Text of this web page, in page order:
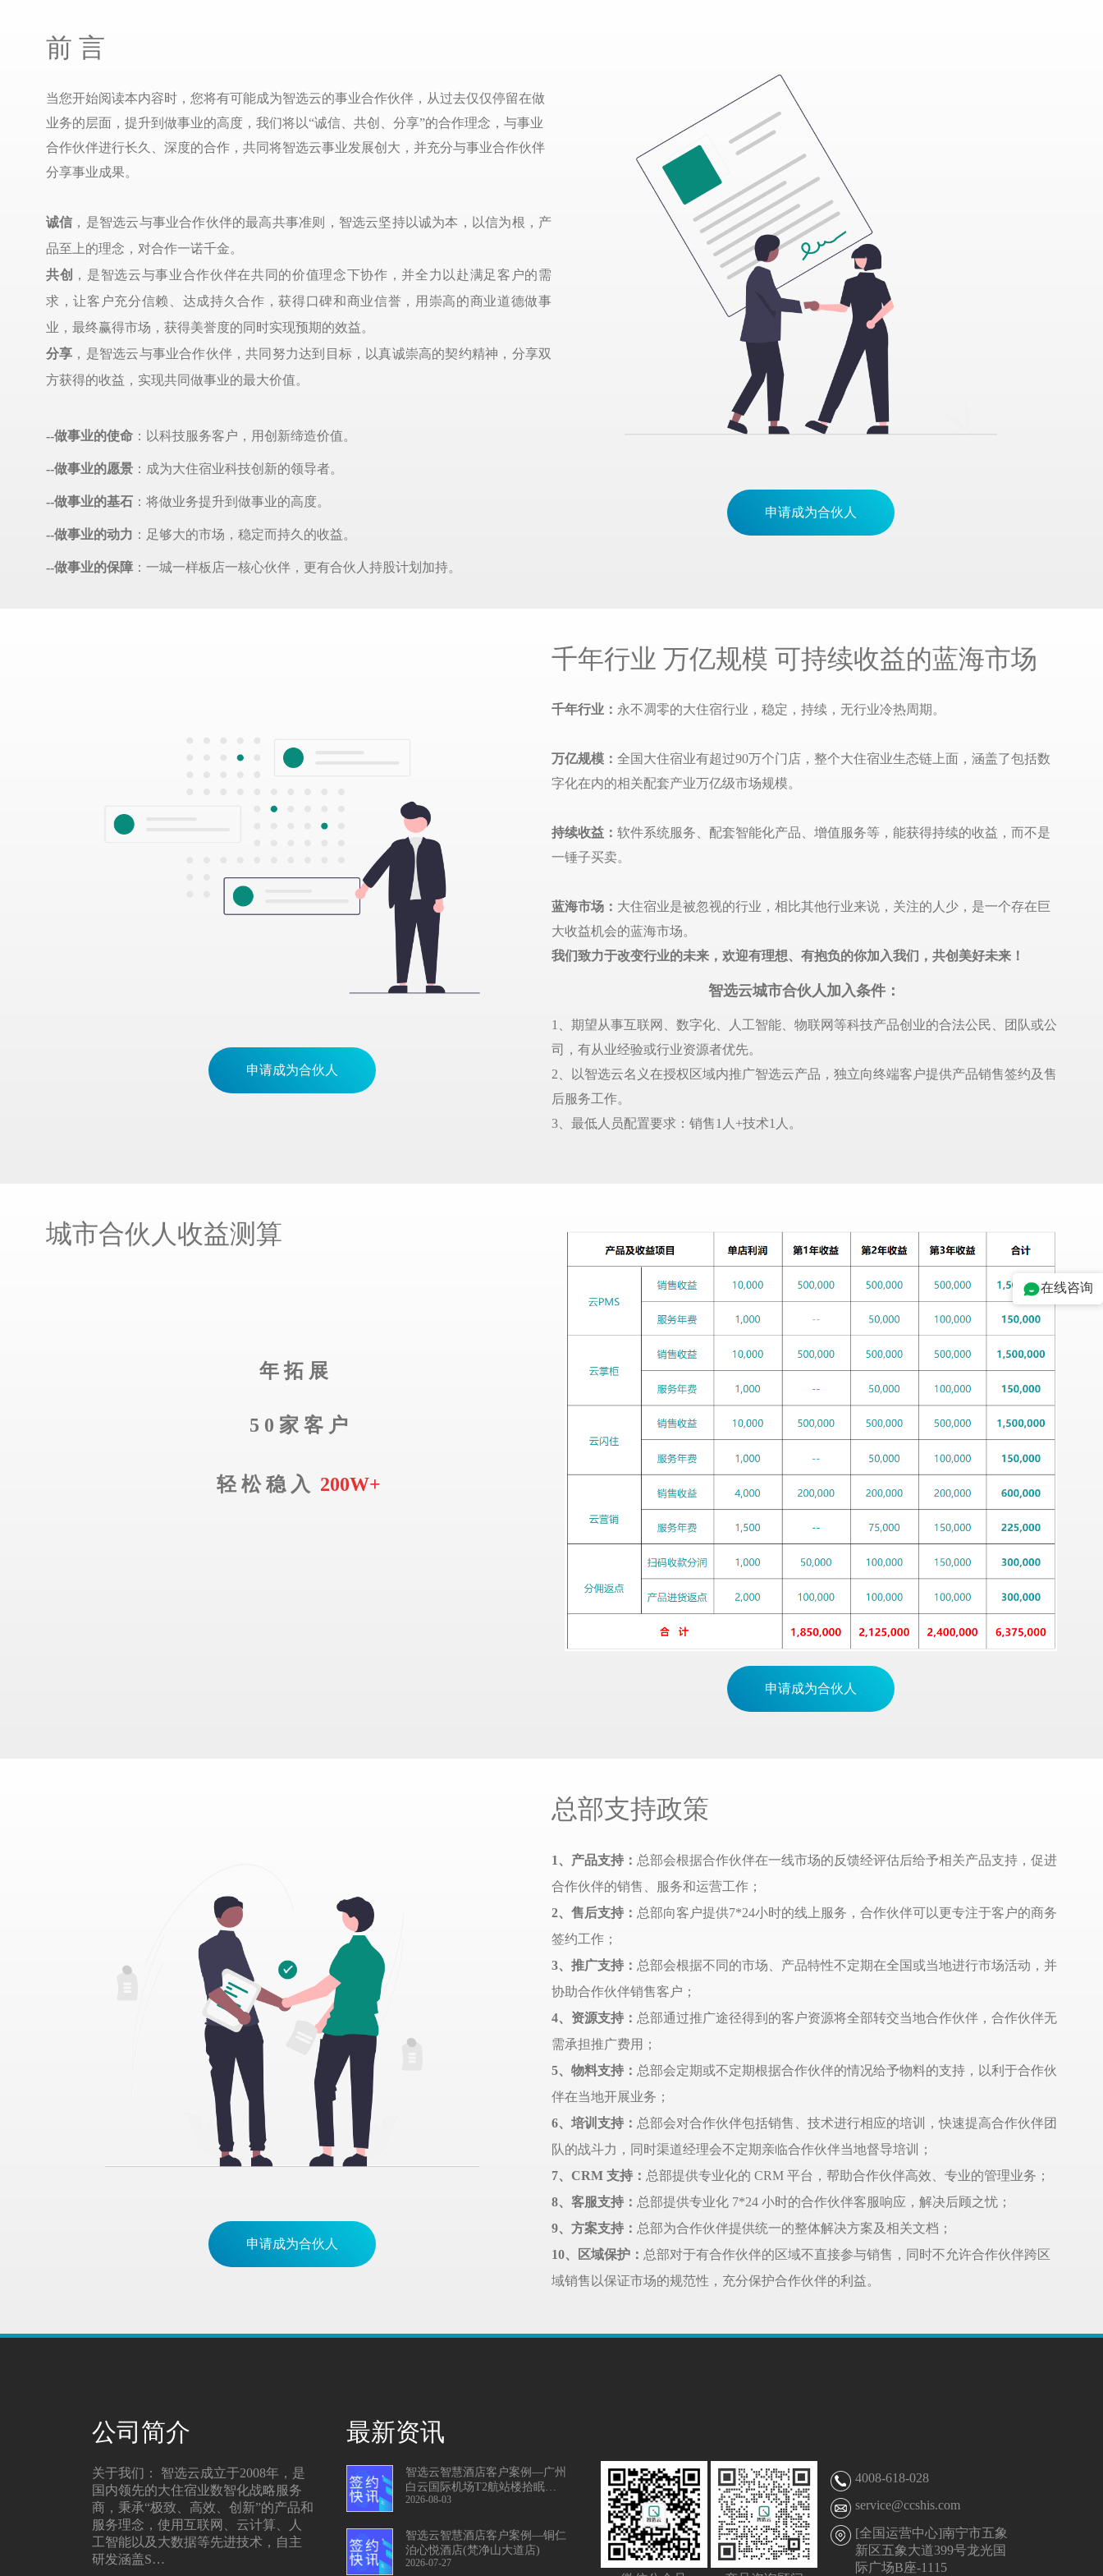
申请成为合伙人
前 言
当您开始阅读本内容时，您将有可能成为智选云的事业合作伙伴，从过去仅仅停留在做
业务的层面，提升到做事业的高度，我们将以“诚信、共创、分享”的合作理念，与事业
合作伙伴进行长久、深度的合作，共同将智选云事业发展创大，并充分与事业合作伙伴
分享事业成果。
诚信 ，是智选云与事业合作伙伴的最高共事准则，智选云坚持以诚为本，以信为根，产
品至上的理念，对合作一诺千金。
共创 ，是智选云与事业合作伙伴在共同的价值理念下协作，并全力以赴满足客户的需
求，让客户充分信赖、达成持久合作，获得口碑和商业信誉，用崇高的商业道德做事
业，最终赢得市场，获得美誉度的同时实现预期的效益。
分享 ，是智选云与事业合作伙伴，共同努力达到目标，以真诚崇高的契约精神，分享双
方获得的收益，实现共同做事业的最大价值。
--做事业的使命 ：以科技服务客户，用创新缔造价值。
--做事业的愿景 ：成为大住宿业科技创新的领导者。
--做事业的基石 ：将做业务提升到做事业的高度。
--做事业的动力 ：足够大的市场，稳定而持久的收益。
--做事业的保障 ：一城一样板店一核心伙伴，更有合伙人持股计划加持。
申请成为合伙人
千年行业 万亿规模 可持续收益的蓝海市场
千年行业： 永不凋零的大住宿行业，稳定，持续，无行业冷热周期。
万亿规模： 全国 大住宿业有超过90万个门店，整个大住宿业生态链上面，涵盖了包括数
字化在内的相关配套产业万亿级市场规模。
持续收益： 软件系统服务、配套智能化产品、增值服务等，能获得持续的收益，而不是
一锤子买卖。
蓝海市场： 大住宿业是被忽视的行业，相比其他行业来说，关注的人少，是一个存在巨
大收益机会的蓝海市场。
我们致力于改变行业的未来，欢迎有理想、有抱负的你加入我们，共创美好未来！
智选云城市合伙人加入条件：
1、 期望从事互联网、数字化、人工智能、物联网等科技产品创业的合法公民、团队或公
司，有从业经验或行业资源者优先。
2、以智选云名义在授权区域内推广智选云产品，独立向终端客户提供产品销售签约及售
后服务工作。
3、最低人员配置要求：销售1人+技术1人。
申请成为合伙人
城市合伙人收益测算
年 拓 展
5 0 家 客 户
轻 松 稳 入 200W+
申请成为合伙人
总部支持政策
1、产品支持： 总部会根据合作伙伴在一线市场的反馈经评估后给予相关产品支持，促进
合作伙伴的销售、服务和运营工作；
2、售后支持： 总部向客户提供7*24小时的线上服务，合作伙伴可以更专注于客户的商务
签约工作；
3、推广支持： 总部会根据不同的市场、产品特性不定期在全国或当地进行市场活动，并
协助合作伙伴销售客户；
4、资源支持： 总部通过推广途径得到的客户资源将全部转交当地合作伙伴，合作伙伴无
需承担推广费用；
5、物料支持： 总部会定期或不定期根据合作伙伴的情况给予物料的支持，以利于合作伙
伴在当地开展业务；
6、培训支持： 总部会对合作伙伴包括销售、技术进行相应的培训，快速提高合作伙伴团
队的战斗力，同时渠道经理会不定期亲临合作伙伴当地督导培训；
7、CRM 支持： 总部提供专业化的 CRM 平台，帮助合作伙伴高效、专业的管理业务；
8、客服支持： 总部提供专业化 7*24 小时的合作伙伴客服响应，解决后顾之忧；
9、方案支持： 总部为合作伙伴提供统一的整体解决方案及相关文档；
10、区域保护： 总部对于有合作伙伴的区域不直接参与销售，同时不允许合作伙伴跨区
域销售以保证市场的规范性，充分保护合作伙伴的利益。
公司简介
关于我们： 智选云成立于2008年，是
国内领先的大住宿业数智化战略服务
商，秉承“极致、高效、创新”的产品和
服务理念，使用互联网、云计算、人
工智能以及大数据等先进技术，自主
研发涵盖S…
最新资讯
智选云智慧酒店客户案例—广州
白云国际机场T2航站楼拾眠休息
舱
2026-08-03
智选云智慧酒店客户案例—铜仁
泊心悦酒店(梵净山大道店)
2026-07-27
4008-618-028
service@ccshis.com
[全国运营中心]南宁市五象
新区五象大道399号龙光国
际广场B座-1115
在线咨询